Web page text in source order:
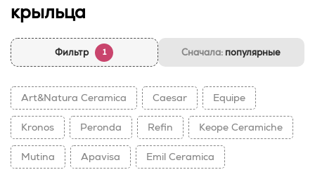
крыльца
Фильтр 1 Сначала: популярные
Art&Natura Ceramica Caesar Equipe
Kronos Peronda Refin Keope Ceramiche
Mutina Apavisa Emil Ceramica